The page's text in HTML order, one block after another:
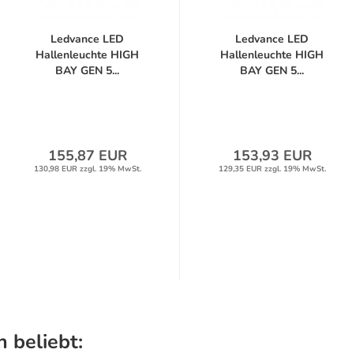
Ledvance LED
Hallenleuchte HIGH
BAY GEN 5...
155,87 EUR
130,98 EUR zzgl. 19% MwSt.
Ledvance LED
Hallenleuchte HIGH
BAY GEN 5...
153,93 EUR
129,35 EUR zzgl. 19% MwSt.
beliebt: